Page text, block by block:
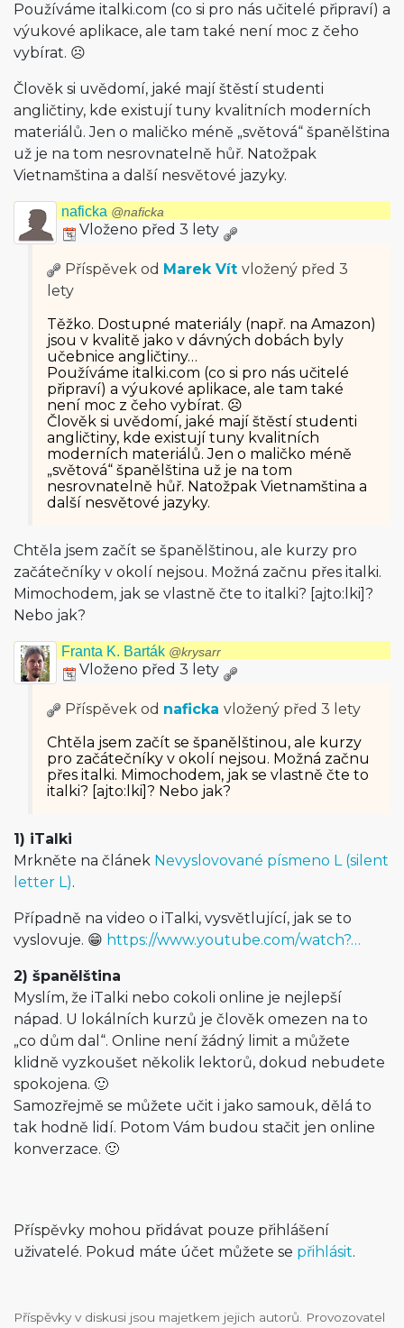
Používáme italki.com (co si pro nás učitelé připraví) a
výukové aplikace, ale tam také není moc z čeho
vybírat. ☹️
Člověk si uvědomí, jaké mají štěstí studenti
angličtiny, kde existují tuny kvalitních moderních
materiálů. Jen o maličko méně „světová“ španělština
už je na tom nesrovnatelně hůř. Natožpak
Vietnamština a další nesvětové jazyky.
naficka @naficka
Vloženo před 3 lety
Příspěvek od Marek Vít vložený před 3
lety
Těžko. Dostupné materiály (např. na Amazon)
jsou v kvalitě jako v dávných dobách byly
učebnice angličtiny…
Používáme italki.com (co si pro nás učitelé
připraví) a výukové aplikace, ale tam také
není moc z čeho vybírat. ☹️
Člověk si uvědomí, jaké mají štěstí studenti
angličtiny, kde existují tuny kvalitních
moderních materiálů. Jen o maličko méně
„světová“ španělština už je na tom
nesrovnatelně hůř. Natožpak Vietnamština a
další nesvětové jazyky.
Chtěla jsem začít se španělštinou, ale kurzy pro
začátečníky v okolí nejsou. Možná začnu přes italki.
Mimochodem, jak se vlastně čte to italki? [ajto:lki]?
Nebo jak?
Franta K. Barták @krysarr
Vloženo před 3 lety
Příspěvek od naficka vložený před 3 lety
Chtěla jsem začít se španělštinou, ale kurzy
pro začátečníky v okolí nejsou. Možná začnu
přes italki. Mimochodem, jak se vlastně čte to
italki? [ajto:lki]? Nebo jak?
1) iTalki
Mrkněte na článek Nevyslovované písmeno L (silent
letter L).
Případně na video o iTalki, vysvětlující, jak se to
vyslovuje. 😁 https://www.youtube.com/watch?…
2) španělština
Myslím, že iTalki nebo cokoli online je nejlepší
nápad. U lokálních kurzů je člověk omezen na to
„co dům dal“. Online není žádný limit a můžete
klidně vyzkoušet několik lektorů, dokud nebudete
spokojena. 🙂
Samozřejmě se můžete učit i jako samouk, dělá to
tak hodně lidí. Potom Vám budou stačit jen online
konverzace. 🙂
Příspěvky mohou přidávat pouze přihlášení
uživatelé. Pokud máte účet můžete se přihlásit.
Příspěvky v diskusi jsou majetkem jejich autorů. Provozovatel